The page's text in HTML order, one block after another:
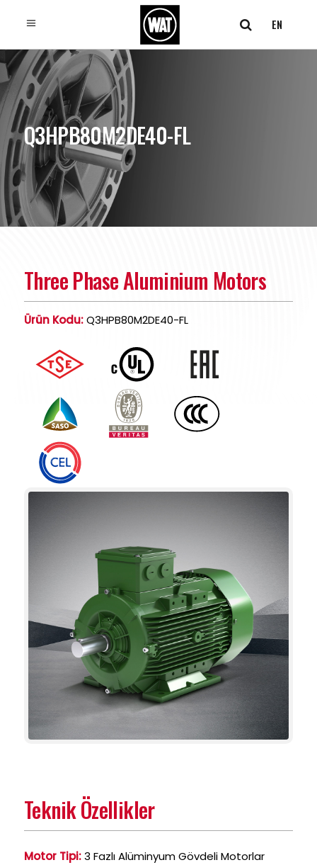
EN
Q3HPB80M2DE40-FL
Three Phase Aluminium Motors
Ürün Kodu:Q3HPB80M2DE40-FL
Teknik Özellikler
Motor Tipi:3 Fazlı Alüminyum Gövdeli Motorlar